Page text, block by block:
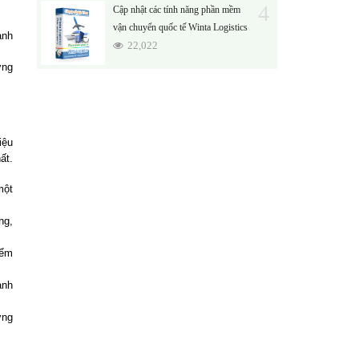
Cập nhật các tính năng phần mềm
vận chuyển quốc tế Winta Logistics
22,022
4